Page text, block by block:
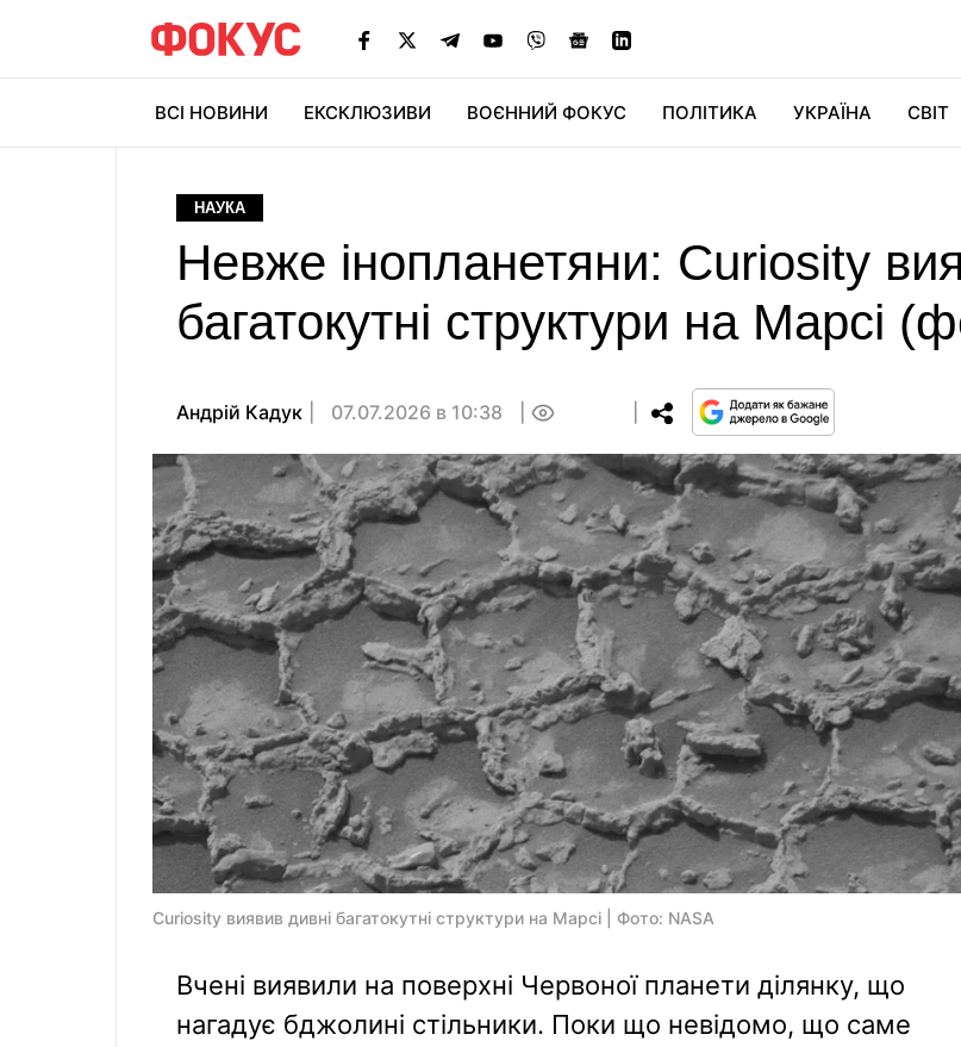
ВСІ НОВИНИ ЕКСКЛЮЗИВИ ВОЄННИЙ ФОКУС ПОЛІТИКА УКРАЇНА СВІТ
НАУКА
Невже інопланетяни: Curiosity
багатокутні структури на Марсі
Андрій Кадук 07.07.2026 в 10:38
Curiosity виявив дивні багатокутні структури на Марсі | Фото: NASA
Вчені виявили на поверхні Червоної планети ділянку, що
нагадує бджолині стільники. Поки що невідомо, що саме